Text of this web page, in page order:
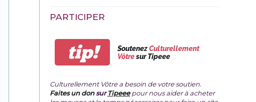
PARTICIPER
tip! SoutenezCulturellement
Vôtresur Tipeee
Culturellement Vôtre a besoin de votre soutien.
Faites un donsurTipeeepour nous aider à acheter